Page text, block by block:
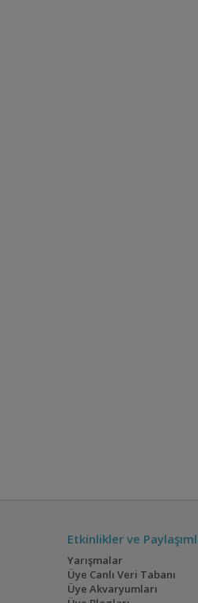
Etkinlikler ve
Yarışmalar
Üye Canlı Veri Tabanı
Üye Akvaryumları